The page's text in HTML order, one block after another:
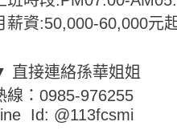
薪資:50,000-60,000元
直接連絡孫華姐姐
線：0985-976255
Id: @113fcsmi